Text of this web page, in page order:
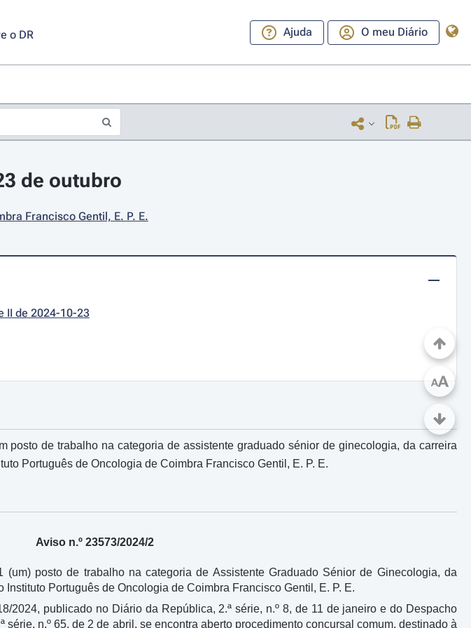
o DR Ajuda O meu Diário
de outubro
Francisco Gentil, E. P. E.
II de 2024-10-23
posto de trabalho na categoria de assistente graduado sénior de ginecologia, da carreira
Português de Oncologia de Coimbra Francisco Gentil, E. P. E.
Aviso n.º 23573/2024/2
(um) posto de trabalho na categoria de Assistente Graduado Sénior de Ginecologia, da
Português de Oncologia de Coimbra Francisco Gentil, E. P. E.
2024, publicado no Diário da República, 2.ª série, n.º 8, de 11 de janeiro e do Despacho
n.º 65, de 2 de abril, se encontra aberto procedimento concursal comum, destinado à
AA